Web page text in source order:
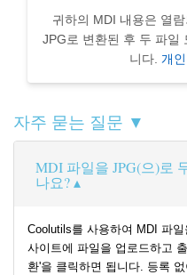
귀하의 MDI 내용은 열
JPG로 변환된 후 두 파일
니다. 개
자주 묻는 질문 ▼
MDI 파일을 JPG(으)로
나요?
Coolutils를 사용하여 MDI 파
사이트에 파일을 업로드하고
환'을 클릭하면 됩니다. 등록